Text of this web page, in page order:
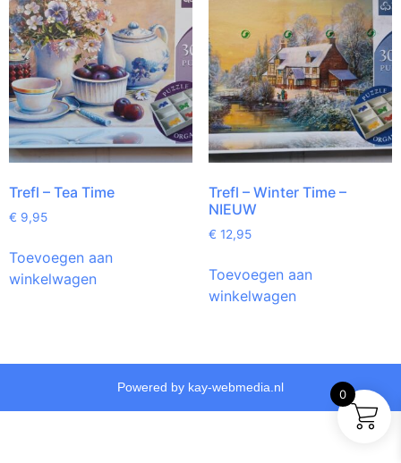
Trefl – Tea Time
€ 9,95
Toevoegen aan
winkelwagen
Trefl – Winter Time –
NIEUW
€ 12,95
Toevoegen aan
winkelwagen
Powered by kay-webmedia.nl
0